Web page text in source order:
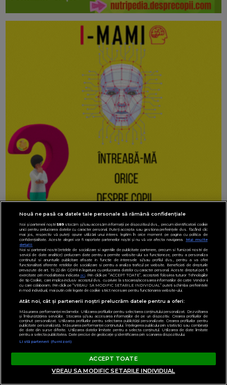
Nouă ne pasă ca datele tale personale să rămână confidențiale
Noi și partenerii noștri589stocăm și/sau accesăm informații pe dispozitivul dvs., precum identificatorii cookie
unici pentru prelucrarea datelor cu caracter personal. Puteți accepta sau gestiona preferințele dvs. făcând clic
mai jos, respectiv vă puteți opune utilizării unui interes legitim în orice moment pe pagina cu politica de
confidențialitate. Aceste alegeri vor fi raportate partenerilor noștri și nu vă vor afecta navigarea.
Mai multe
detalii
Noi si partenerii nostri (retelele de socializare si agentiile de publicitate partenere, precum si furnizorii nostri de
servicii de date analitice) prelucram date pentru a permite website-ului sa functioneze, pentru a personaliza
continutul si anunturile publicitare afisate in functie de interesele si/sau profilul dvs., pentru a va oferi
functionalitati aferente retelelor de socializare si pentru a analiza traficul pe website. Beneficiati de drepturile
prevazute de art. 15-22 din GDPR in legatura cu prelucrarea datelor cu caracter personal. Aceste drepturi pot fi
exercitate prin modalitatea indicataaici. Prin click pe “ACCEPT TOATE”, acceptati folosirea tuturor Tehnologiilor
de tip Cookie, care implica inclusiv acceptul dvs. cu privire la stocarea/accesarea informatiilor de catre Vendor-ii
cu care colaboram. Prin click pe “VREAU SA MODIFIC SETARILE INDIVIDUAL” puteti schimba preferintele
in mod individual, mai putin cele legate de cookie strict necesare pentru functionarea website-ului.
Atât noi, cât și partenerii noștri prelucrăm datele pentru a oferi:
Măsurarea performanței reclamelor. Utilizarea profilurilor pentru selectarea conținutului personalizat. Dezvoltarea
și îmbunătățirea serviciilor. Stocarea și/sau accesarea informațiilor de pe un dispozitiv. Crearea profilurilor de
conținut personalizat. Utilizarea profilurilor pentru selectarea publicității personalizate. Crearea profilurilor pentru
publicitate personalizată. Măsurarea performanței conținutului. Înțelegerea publicului prin statistici sau combinații
de date din surse diferite. Utilizarea datelor limitate pentru a selecta conținutul. Utilizarea de date limitate
pentru a selecta publicitatea. Date precise de geolocație și identificarea prin scanarea dispozitivului.
Listă parteneri (furnizori)
ACCEPT TOATE
VREAU SA MODIFIC SETARILE INDIVIDUAL